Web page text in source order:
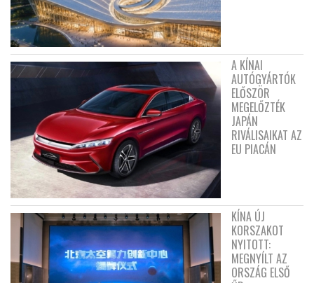
A KÍNAI
AUTÓGYÁRTÓK
ELŐSZÖR
MEGELŐZTÉK
JAPÁN
RIVÁLISAIKAT AZ
EU PIACÁN
KÍNA ÚJ
KORSZAKOT
NYITOTT:
MEGNYÍLT AZ
ORSZÁG ELSŐ